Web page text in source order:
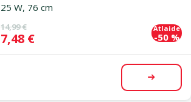
25 W, 76 cm
Oriģinālā cena
14,99 €
Cena
7,48 €
Atlaide
-50 %
Apskatīt